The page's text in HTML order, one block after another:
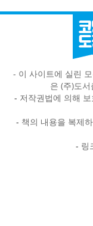
- 이 사이트에 실린
은 (주)도
- 저작권법에 의해
- 책의 내용을 복제
- 링